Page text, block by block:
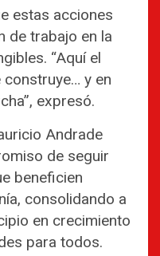
estas acciones
de trabajo en la
“Aquí el
y en
expresó.
Andrade
de seguir
beneficien
consolidando a
en crecimiento
para todos.